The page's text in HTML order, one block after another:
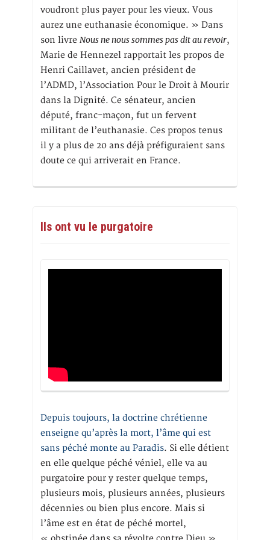
voudront plus payer pour les vieux. Vous
aurez une euthanasie économique. » Dans
son livre Nous ne nous sommes pas dit au revoir,
Marie de Hennezel rapportait les propos de
Henri Caillavet, ancien président de
l’ADMD, l’Association Pour le Droit à Mourir
dans la Dignité. Ce sénateur, ancien
député, franc-maçon, fut un fervent
militant de l’euthanasie. Ces propos tenus
il y a plus de 20 ans déjà préfiguraient sans
doute ce qui arriverait en France.
Ils ont vu le purgatoire
Depuis toujours, la doctrine chrétienne
enseigne qu’après la mort, l’âme qui est
sans péché monte au Paradis. Si elle détient
en elle quelque péché véniel, elle va au
purgatoire pour y rester quelque temps,
plusieurs mois, plusieurs années, plusieurs
décennies ou bien plus encore. Mais si
l’âme est en état de péché mortel,